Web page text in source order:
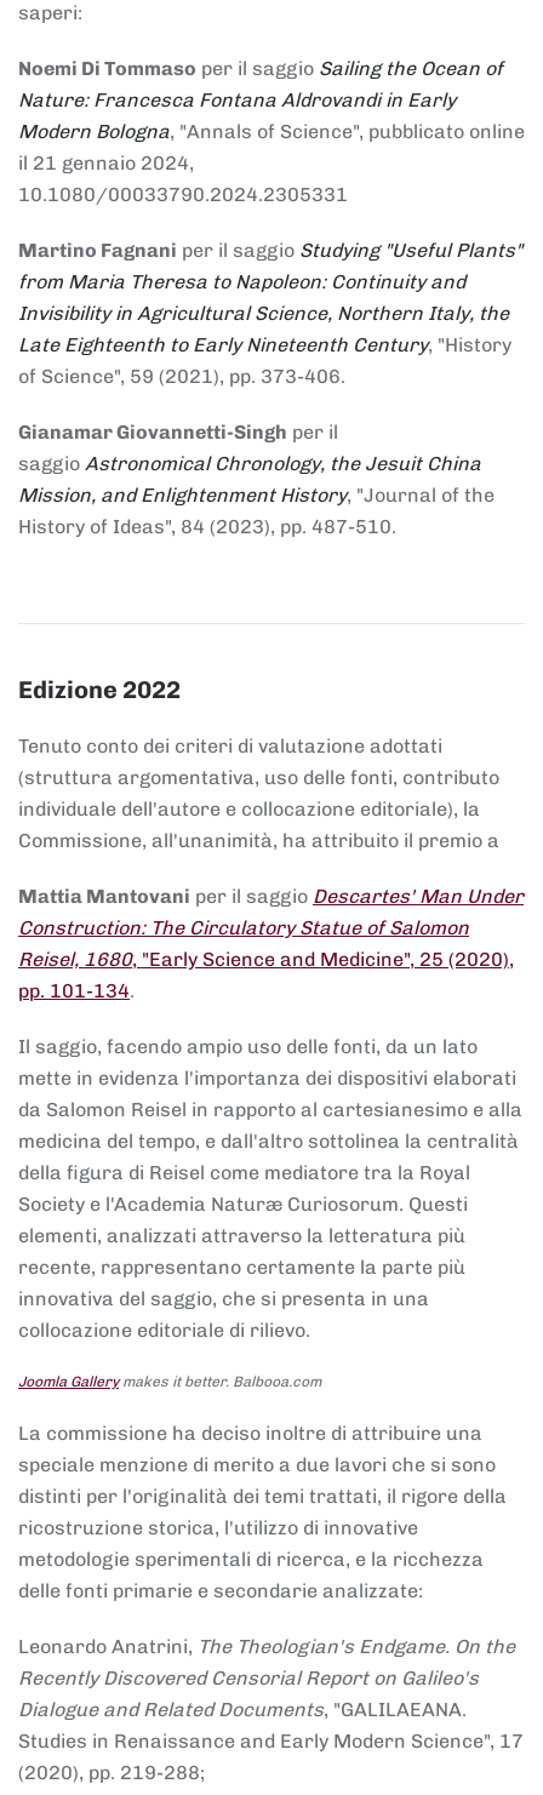
saperi:
Noemi Di Tommaso per il saggio Sailing the Ocean of
Nature: Francesca Fontana Aldrovandi in Early
Modern Bologna, "Annals of Science", pubblicato online
il 21 gennaio 2024,
10.1080/00033790.2024.2305331
Martino Fagnani per il saggio Studying "Useful Plants"
from Maria Theresa to Napoleon: Continuity and
Invisibility in Agricultural Science, Northern Italy, the
Late Eighteenth to Early Nineteenth Century, "History
of Science", 59 (2021), pp. 373-406.
Gianamar Giovannetti-Singh per il
saggio Astronomical Chronology, the Jesuit China
Mission, and Enlightenment History, "Journal of the
History of Ideas", 84 (2023), pp. 487-510.
Edizione 2022
Tenuto conto dei criteri di valutazione adottati
(struttura argomentativa, uso delle fonti, contributo
individuale dell'autore e collocazione editoriale), la
Commissione, all'unanimità, ha attribuito il premio a
Mattia Mantovani per il saggio Descartes' Man Under
Construction: The Circulatory Statue of Salomon
Reisel, 1680, "Early Science and Medicine", 25 (2020),
pp. 101-134.
Il saggio, facendo ampio uso delle fonti, da un lato
mette in evidenza l'importanza dei dispositivi elaborati
da Salomon Reisel in rapporto al cartesianesimo e alla
medicina del tempo, e dall'altro sottolinea la centralità
della figura di Reisel come mediatore tra la Royal
Society e l'Academia Naturæ Curiosorum. Questi
elementi, analizzati attraverso la letteratura più
recente, rappresentano certamente la parte più
innovativa del saggio, che si presenta in una
collocazione editoriale di rilievo.
Joomla Gallerymakes it better. Balbooa.com
La commissione ha deciso inoltre di attribuire una
speciale menzione di merito a due lavori che si sono
distinti per l'originalità dei temi trattati, il rigore della
ricostruzione storica, l'utilizzo di innovative
metodologie sperimentali di ricerca, e la ricchezza
delle fonti primarie e secondarie analizzate:
Leonardo Anatrini, The Theologian's Endgame. On the
Recently Discovered Censorial Report on Galileo's
Dialogue and Related Documents, "GALILAEANA.
Studies in Renaissance and Early Modern Science", 17
(2020), pp. 219-288;